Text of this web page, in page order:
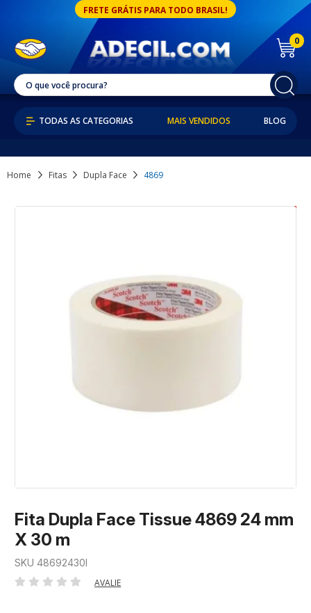
FRETE GRÁTIS PARA TODO BRASIL!
0
MAIS VENDIDOS BLOG
Home Fitas Dupla Face 4869
Fita Dupla Face Tissue 4869 24 mm
X 30 m
SKU 48692430I
AVALIE